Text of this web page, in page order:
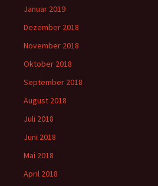
Januar 2019
Dezember 2018
November 2018
Oktober 2018
September 2018
August 2018
Juli 2018
Juni 2018
Mai 2018
April 2018